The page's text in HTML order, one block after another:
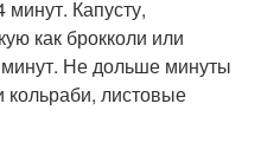
Капусту,
как брокколи или
Не дольше минуты
листовые